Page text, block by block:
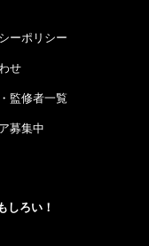
ーポリシー
せ
監修者一覧
募集中
しろい！